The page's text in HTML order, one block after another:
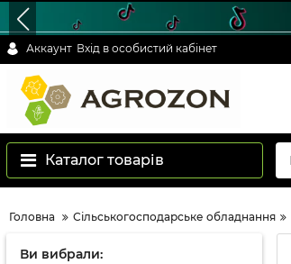
Аккаунт Вхід в особистий кабінет
Каталог товарів
Головна Сільськогосподарське обладнання
Ви вибрали: